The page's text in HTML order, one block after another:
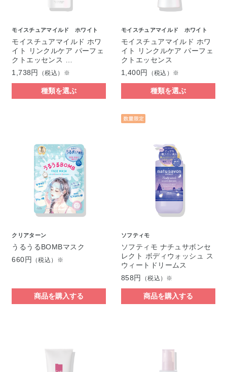
モイスチュアマイルド ホワイト
モイスチュアマイルド ホワ
イト リンクルケア パーフェ
クトエッセンス …
1,738円
（税込）※
種類を選ぶ
モイスチュアマイルド ホワイト
モイスチュアマイルド ホワ
イト リンクルケア パーフェ
クトエッセンス
1,400円
（税込）※
種類を選ぶ
クリアターン
うるうるBOMBマスク
660円
（税込）※
商品を購入する
ソフティモ
ソフティモ ナチュサボンセ
レクト ボディウォッシュ ス
ウィートドリームス
858円
（税込）※
商品を購入する